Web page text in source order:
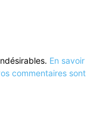
En savoir
commentaires sont